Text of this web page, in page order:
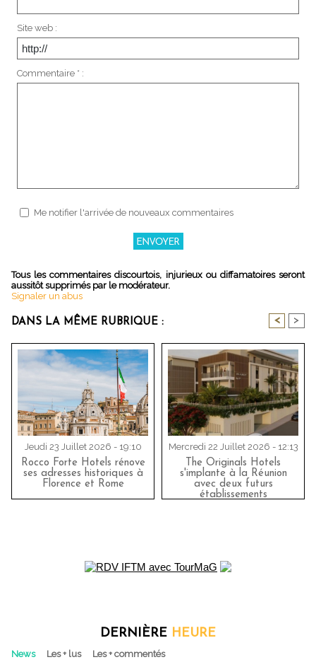
Site web :
Commentaire * :
Me notifier l'arrivée de nouveaux commentaires
Tous les commentaires discourtois, injurieux ou diffamatoires seront
aussitôt supprimés par le modérateur.
Signaler un abus
DANS LA MÊME RUBRIQUE : < >
Jeudi 23 Juillet 2026 - 19:10
Rocco Forte Hotels rénove
ses adresses historiques à
Florence et Rome
Mercredi 22 Juillet 2026 - 12:13
The Originals Hotels
s'implante à la Réunion
avec deux futurs
établissements
DERNIÈRE HEURE
News Les + lus Les + commentés